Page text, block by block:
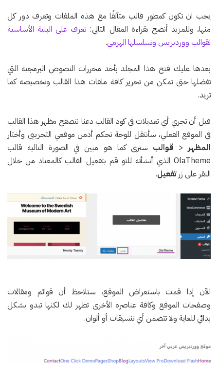
يجب ان تكون كمطور قالب متآلفًا مع هذه الملفات وتعرف دور كل
منها، وللمزيد أنصح بقراءة المقال التالي: تعرف على البنية الأساسية
لقوالب ووردبريس وتسلسلها الهرمي.
بعدها عليك فتح هذا المجلد بأحد محررات النصوص البرمجية التي
تفضلها حتى تمكن من تحرير كافة ملفات هذا القالب وتخصيصه كما
تريد.
قبل أن تجري أي تعديلات في كود القالب دعنا نتصفح مظهر هذا القالب
في الموقع الفعلي، سأنتقل للوحة تحكم أدمن موقعي التجريبي وأختار
المظهر < قوالب سترى كما هو مبين في الصورة التالية قالب
OlaTheme الذي أنشأته للتو قم بتفعيل القالب كالمعتاد من خلال
النقر على زرتفعيل.
الآن إذا قمت باستعراض الموقع، ستلاحظ أن قوائم ومقالات
وصفحات الموقع وكافة عناصره الأخرى تظهر لك لكنها تبدو بشكل
بدائي للغاية ولا تتضمن أي تنسيقات أو ألوان.